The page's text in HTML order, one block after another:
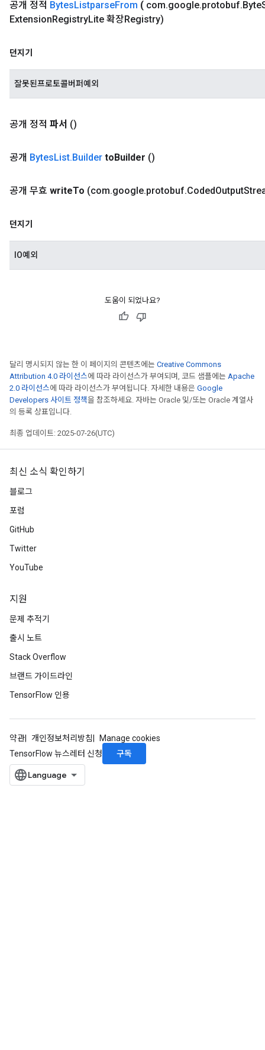
공개 정적 BytesListparseFrom ( com.google.protobuf.Byte
ExtensionRegistryLite 확장Registry)
던지기
잘못된프로토콜버퍼예외
공개 정적 파서 ()
공개 BytesList.Builder toBuilder ()
공개 무효 writeTo (com.google.protobuf.CodedOutput
던지기
IO예외
도움이 되었나요?
달리 명시되지 않는 한 이 페이지의 콘텐츠에는 Creative Commons
Attribution 4.0 라이선스에 따라 라이선스가 부여되며, 코드 샘플에는 Apache
2.0 라이선스에 따라 라이선스가 부여됩니다. 자세한 내용은 Google
Developers 사이트 정책을 참조하세요. 자바는 Oracle 및/또는 Oracle 계열사
의 등록 상표입니다.
최종 업데이트: 2025-07-26(UTC)
최신 소식 확인하기
블로그
포럼
GitHub
Twitter
YouTube
지원
문제 추적기
출시 노트
Stack Overflow
브랜드 가이드라인
TensorFlow 인용
약관 개인정보처리방침
Manage cookies
TensorFlow 뉴스레터 신청
구독